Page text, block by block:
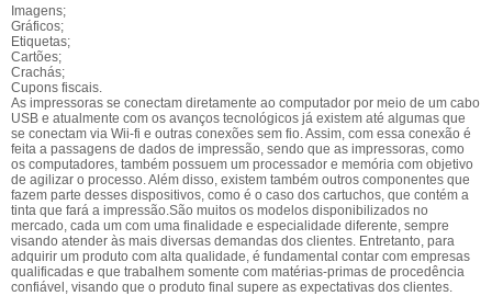
Imagens;
Gráficos;
Etiquetas;
Cartões;
Crachás;
Cupons fiscais.
As impressoras se conectam diretamente ao computador por meio de um cabo
USB e atualmente com os avanços tecnológicos já existem até algumas que
se conectam via Wii-fi e outras conexões sem fio. Assim, com essa conexão é
feita a passagens de dados de impressão, sendo que as impressoras, como
os computadores, também possuem um processador e memória com objetivo
de agilizar o processo. Além disso, existem também outros componentes que
fazem parte desses dispositivos, como é o caso dos cartuchos, que contém a
tinta que fará a impressão.São muitos os modelos disponibilizados no
mercado, cada um com uma finalidade e especialidade diferente, sempre
visando atender às mais diversas demandas dos clientes. Entretanto, para
adquirir um produto com alta qualidade, é fundamental contar com empresas
qualificadas e que trabalhem somente com matérias-primas de procedência
confiável, visando que o produto final supere as expectativas dos clientes.